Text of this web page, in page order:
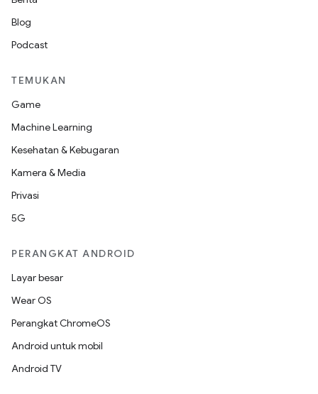
Blog
Podcast
TEMUKAN
Game
Machine Learning
Kesehatan & Kebugaran
Kamera & Media
Privasi
5G
PERANGKAT ANDROID
Layar besar
Wear OS
Perangkat ChromeOS
Android untuk mobil
Android TV